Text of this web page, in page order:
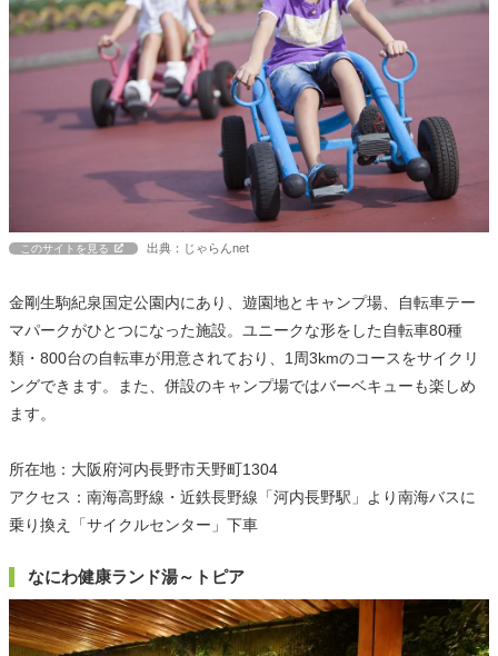
このサイトを見る 出典：じゃらんnet
金剛生駒紀泉国定公園内にあり、遊園地とキャンプ場、自転車テー
マパークがひとつになった施設。ユニークな形をした自転車80種
類・800台の自転車が用意されており、1周3kmのコースをサイクリ
ングできます。また、併設のキャンプ場ではバーベキューも楽しめ
ます。
所在地：大阪府河内長野市天野町1304
アクセス：南海高野線・近鉄長野線「河内長野駅」より南海バスに
乗り換え「サイクルセンター」下車
なにわ健康ランド湯～トピア